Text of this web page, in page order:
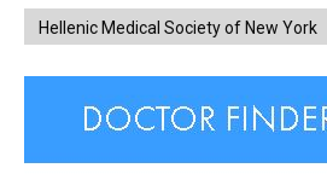
Hellenic Medical Society of New York